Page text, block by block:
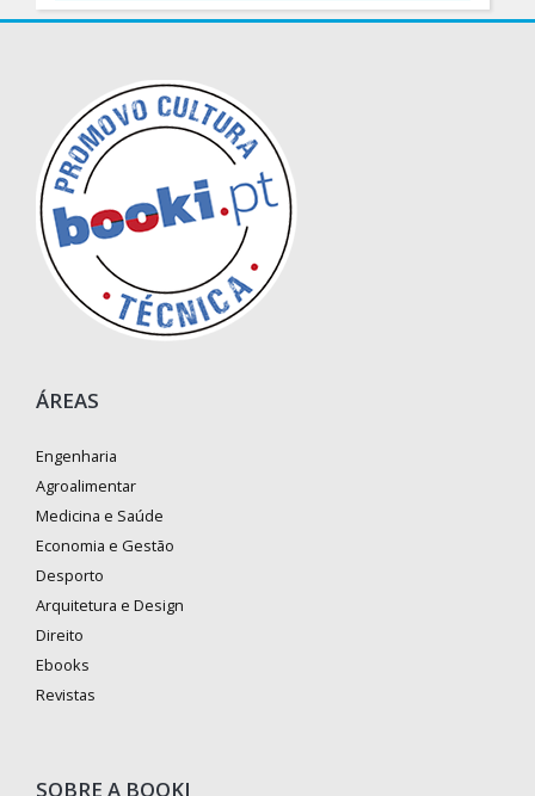
ÁREAS
Engenharia
Agroalimentar
Medicina e Saúde
Economia e Gestão
Desporto
Arquitetura e Design
Direito
Ebooks
Revistas
SOBRE A BOOKI